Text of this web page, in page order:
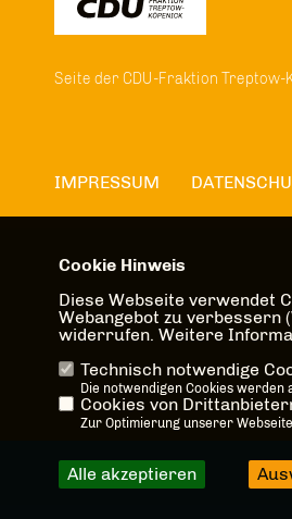
Seite der CDU-Fraktion Treptow-
IMPRESSUM
Cookie Hinweis
Diese Webseite verwendet
Webangebot zu verbessern
widerrufen. Weitere
Technisch notwendige
Die notwendigen Cookies
Cookies von
Zur Optimierung unserer
Alle akzeptieren